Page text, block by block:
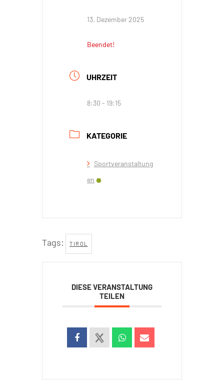
13. Dezember 2025
Beendet!
UHRZEIT
8:30 - 19:15
KATEGORIE
Sportveranstaltung
en
Tags: TIROL
DIESE VERANSTALTUNG
TEILEN